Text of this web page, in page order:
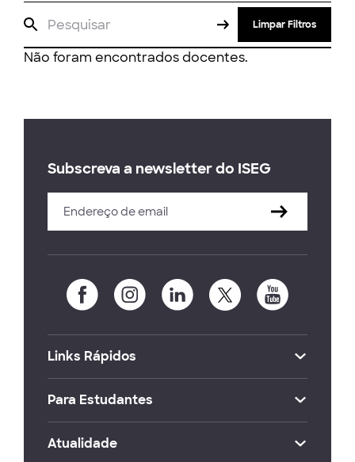
Limpar Filtros
Não foram encontrados docentes.
Subscreva a newsletter do ISEG
Links Rápidos
Para Estudantes
Atualidade